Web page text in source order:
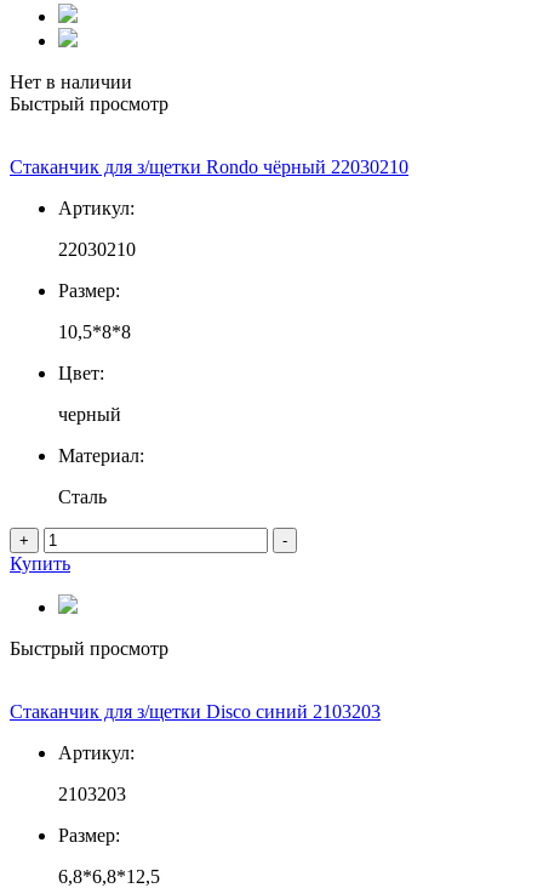
Нет в наличии
Быстрый просмотр
Стаканчик для з/щетки Rondo чёрный 22030210
Артикул:
22030210
Размер:
10,5*8*8
Цвет:
черный
Материал:
Сталь
+ -
Купить
Быстрый просмотр
Стаканчик для з/щетки Disco синий 2103203
Артикул:
2103203
Размер:
6,8*6,8*12,5